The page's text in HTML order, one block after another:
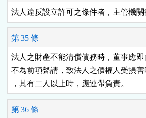
法人違反設立許可之條件者，主管機關
第 35 條
法人之財產不能清償債務時，董事應即
不為前項聲請，致法人之債權人受損
，其有二人以上時，應連帶負責。
第 36 條